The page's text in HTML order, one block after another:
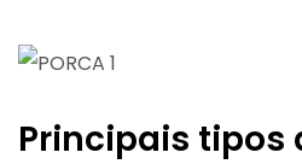
Principais tipos